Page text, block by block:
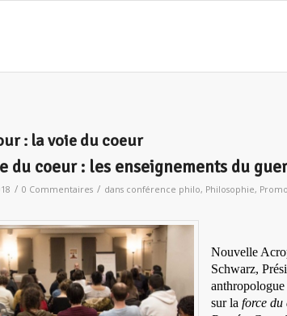
: la voie du coeur
du coeur : les enseignements du
/ 0 Commentaires / dans conférence philo, Philosophie,
Nouvelle
Schwarz,
sur la force